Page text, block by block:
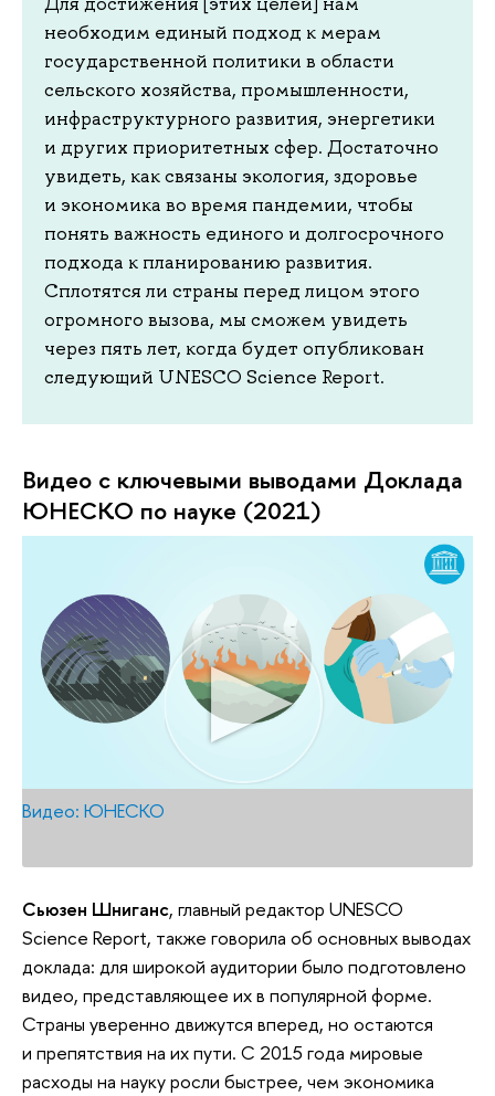
необходим единый подход к мерам
государственной политики в области
сельского хозяйства, промышленности,
инфраструктурного развития, энергетики
и других приоритетных сфер. Достаточно
увидеть, как связаны экология, здоровье
и экономика во время пандемии, чтобы
понять важность единого и долгосрочного
подхода к планированию развития.
Сплотятся ли страны перед лицом этого
огромного вызова, мы сможем увидеть
через пять лет, когда будет опубликован
следующий UNESCO Science Report.
Видео с ключевыми выводами Доклада
ЮНЕСКО по науке (2021)
Видео: ЮНЕСКО
Сьюзен Шниганс, главный редактор UNESCO
Science Report, также говорила об основных выводах
доклада: для широкой аудитории было подготовлено
видео, представляющее их в популярной форме.
Страны уверенно движутся вперед, но остаются
и препятствия на их пути. С 2015 года мировые
расходы на науку росли быстрее, чем экономика